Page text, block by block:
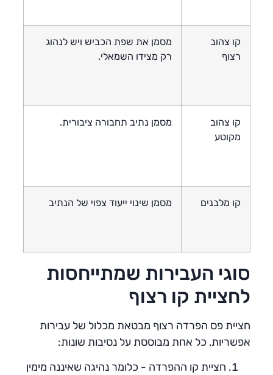
קו צהוב
רצוף
מסמן את שפת הכביש ויש לנהוג
רק מצידו השמאלי.
קו צהוב
מקוטע
מסמן נתיב תחבורה ציבורית.
קו מלבנים מסמן שינוי ייעוד צפוי של הנתיב
סוגי העבירות שמתייחסות
לחציית קו רצוף
חציית פס הפרדה רצוף מבטאת מכלול של עבירות
אפשריות, כל אחת מבוססת על נסיבות שונות:
חציית קו ההפרדה - כלומר נהיגה שאיננה מימין